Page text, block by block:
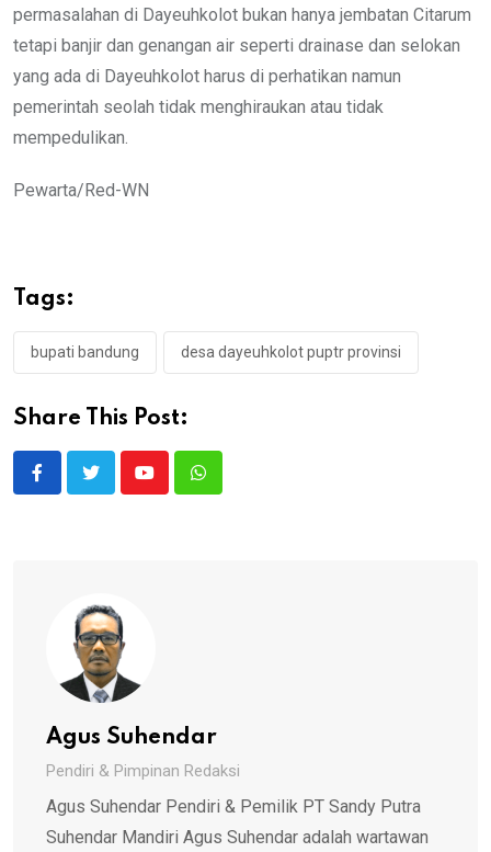
permasalahan di Dayeuhkolot bukan hanya jembatan Citarum
tetapi banjir dan genangan air seperti drainase dan selokan
yang ada di Dayeuhkolot harus di perhatikan namun
pemerintah seolah tidak menghiraukan atau tidak
mempedulikan.
Pewarta/Red-WN
Tags:
bupati bandung desa dayeuhkolot puptr provinsi
Share This Post:
YoutubeWhatsapp
Agus Suhendar
Pendiri & Pimpinan Redaksi
Agus Suhendar Pendiri & Pemilik PT Sandy Putra
Suhendar Mandiri Agus Suhendar adalah wartawan